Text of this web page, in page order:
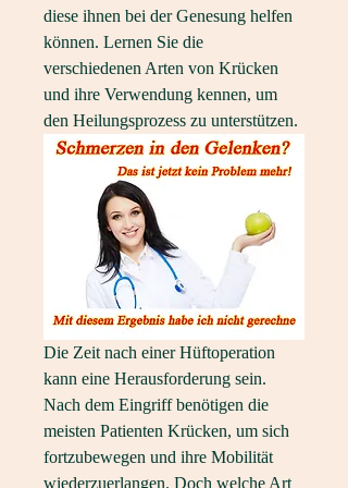
diese ihnen bei der Genesung helfen
können. Lernen Sie die
verschiedenen Arten von Krücken
und ihre Verwendung kennen, um
den Heilungsprozess zu unterstützen.
Die Zeit nach einer Hüftoperation
kann eine Herausforderung sein.
Nach dem Eingriff benötigen die
meisten Patienten Krücken, um sich
fortzubewegen und ihre Mobilität
wiederzuerlangen. Doch welche Art